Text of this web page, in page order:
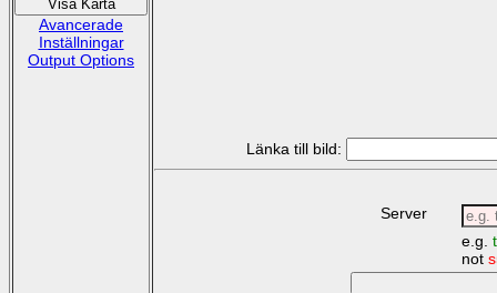
Avancerade
Inställningar
Output Options
Länka till bild:
Server
e.g.
not